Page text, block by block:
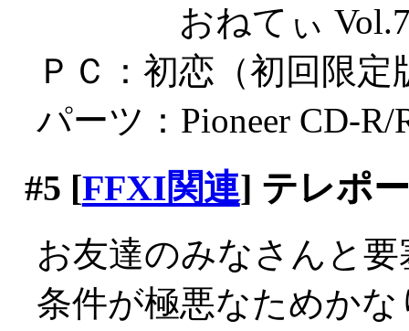
おねてぃ Vol.7（
ＰＣ：初恋（初回限
パーツ：Pioneer CD-
#5 [FFXI関連] テレポ
お友達のみなさんと
条件が極悪なためか